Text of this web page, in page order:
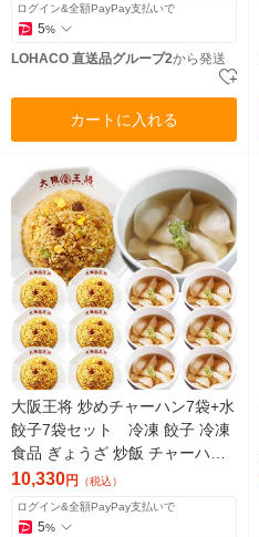
ログイン&全額PayPay支払いで
5%
LOHACO 直送品グループ2から発送
カートに入れる
大阪王将 炒めチャーハン7袋+水
餃子7袋セット 冷凍 餃子 冷凍
食品 ぎょうざ 炒飯 チャーハン
おかず お弁当 中華（直送品）
10,330円 （税込）
ログイン&全額PayPay支払いで
5%